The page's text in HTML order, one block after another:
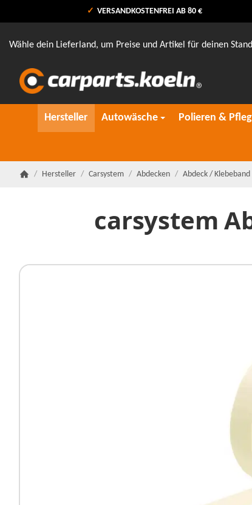
VERSANDKOSTENFREI AB 80 €
Wähle dein Lieferland, um Preise und Artikel für deinen
Hersteller Autowäsche Polieren &
/ Hersteller / Carsystem / Abdecken / Abdeck / Klebeband
carsystem